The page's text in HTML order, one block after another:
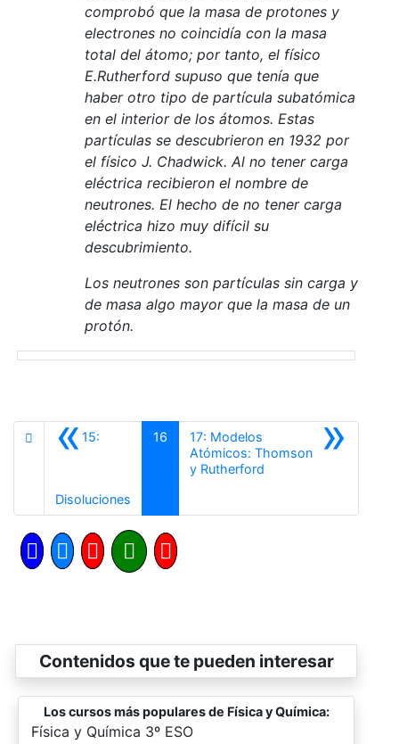
comprobó que la masa de protones y
electrones no coincidía con la masa
total del átomo; por tanto, el físico
E.Rutherford supuso que tenía que
haber otro tipo de partícula subatómica
en el interior de los átomos. Estas
partículas se descubrieron en 1932 por
el físico J. Chadwick. Al no tener carga
eléctrica recibieron el nombre de
neutrones. El hecho de no tener carga
eléctrica hizo muy difícil su
descubrimiento.
Los neutrones son partículas sin carga y
de masa algo mayor que la masa de un
protón.
«15:
Disoluciones
16 »
17: Modelos
Atómicos: Thomson
y Rutherford
Contenidos que te pueden interesar
Los cursos más populares de Física y Química:
-
Física y Química 3º ESO